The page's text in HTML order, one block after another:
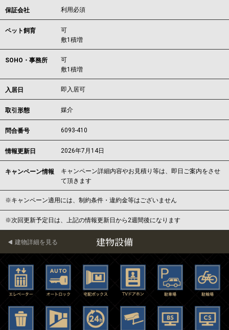
保証会社 利用必須
ペット飼育
可
敷1積増
SOHO・事務所
可
敷1積増
入居日 即入居可
取引形態 媒介
問合番号 6093-410
情報更新日 2026年7月14日
キャンペーン情報
キャンペーン詳細内容やお見積り等は、即日ご案内をさせ
て頂きます
※キャンペーン適用には、制約条件・違約金等はございません
※次回更新予定日は、上記の情報更新日から2週間後になります
建物設備
建物詳細を見る